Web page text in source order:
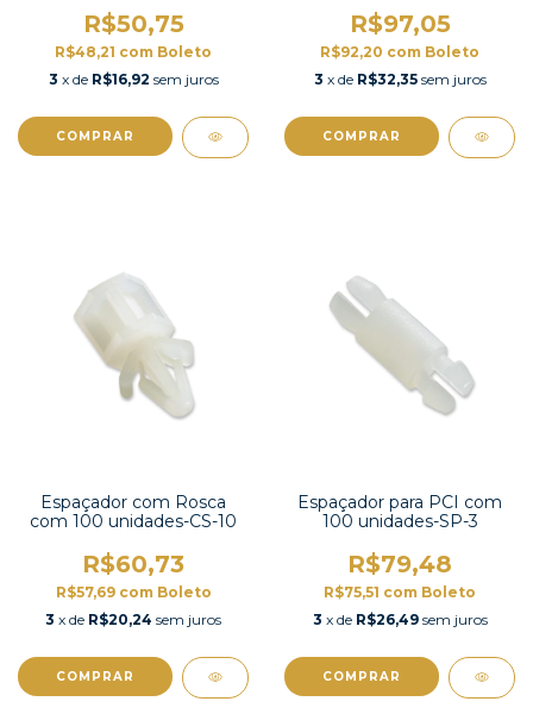
R$50,75
R$48,21 com Boleto
3 x de R$16,92 sem juros
COMPRAR
R$97,05
R$92,20 com Boleto
3 x de R$32,35 sem juros
COMPRAR
Espaçador com Rosca
com 100 unidades-CS-10
R$60,73
R$57,69 com Boleto
3 x de R$20,24 sem juros
COMPRAR
Espaçador para PCI com
100 unidades-SP-3
R$79,48
R$75,51 com Boleto
3 x de R$26,49 sem juros
COMPRAR